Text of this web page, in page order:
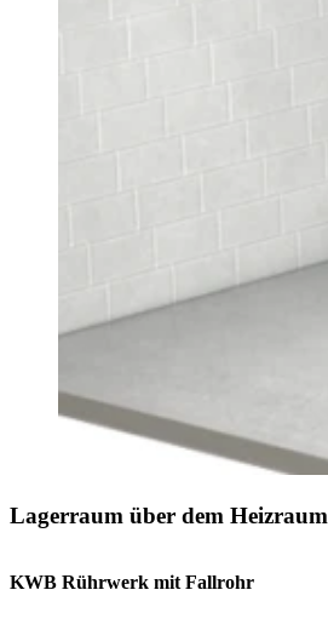
Lagerraum über dem Heizraum
KWB Rührwerk mit Fallrohr